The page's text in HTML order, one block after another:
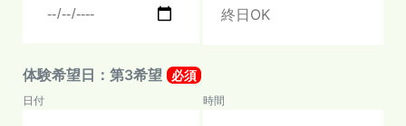
体験希望日：第3希望 必須
日付 時間